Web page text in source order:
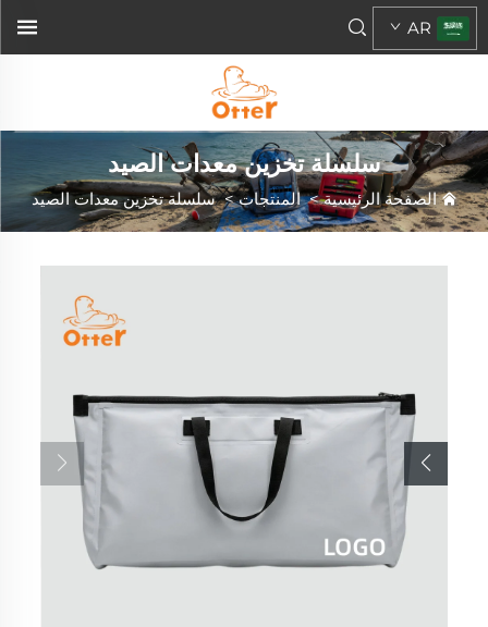
AR
سلسلة تخزين معدات الصيد
الصفحة الرئيسية>المنتجات>سلسلة تخزين معدات الصيد